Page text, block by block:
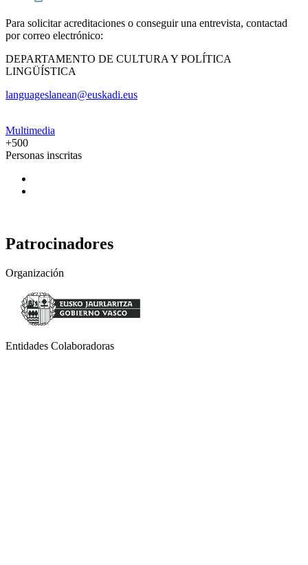
Para solicitar acreditaciones o conseguir una entrevista, contactad
por correo electrónico:
DEPARTAMENTO DE CULTURA Y POLÍTICA
LINGÜÍSTICA
languageslanean@euskadi.eus
Multimedia
+500
Personas inscritas
Patrocinadores
Organización
Entidades Colaboradoras